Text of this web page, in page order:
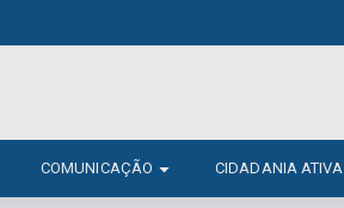
COMUNICAÇÃO CIDADANIA ATIVA